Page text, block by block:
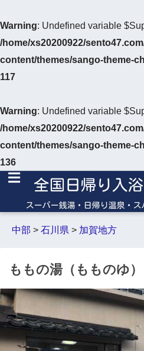
Warning: Undefined variable
/home/xs20200922/
content/themes/sango-theme-
117
Warning: Undefined variable
/home/xs20200922/
content/themes/sango-theme-
136
中部 > 石川県 > 加賀地方
ももの湯（もものゆ）